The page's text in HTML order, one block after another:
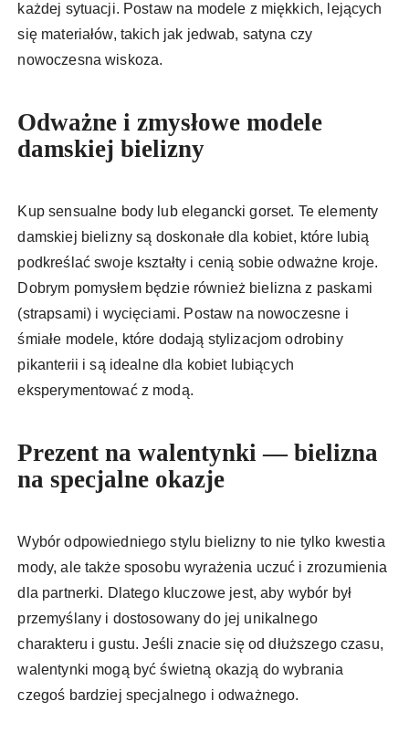
każdej sytuacji. Postaw na modele z miękkich, lejących
się materiałów, takich jak jedwab, satyna czy
nowoczesna wiskoza.
Odważne i zmysłowe modele
damskiej bielizny
Kup sensualne body lub elegancki gorset. Te elementy
damskiej bielizny są doskonałe dla kobiet, które lubią
podkreślać swoje kształty i cenią sobie odważne kroje.
Dobrym pomysłem będzie również bielizna z paskami
(strapsami) i wycięciami. Postaw na nowoczesne i
śmiałe modele, które dodają stylizacjom odrobiny
pikanterii i są idealne dla kobiet lubiących
eksperymentować z modą.
Prezent na walentynki — bielizna
na specjalne okazje
Wybór odpowiedniego stylu bielizny to nie tylko kwestia
mody, ale także sposobu wyrażenia uczuć i zrozumienia
dla partnerki. Dlatego kluczowe jest, aby wybór był
przemyślany i dostosowany do jej unikalnego
charakteru i gustu. Jeśli znacie się od dłuższego czasu,
walentynki mogą być świetną okazją do wybrania
czegoś bardziej specjalnego i odważnego.